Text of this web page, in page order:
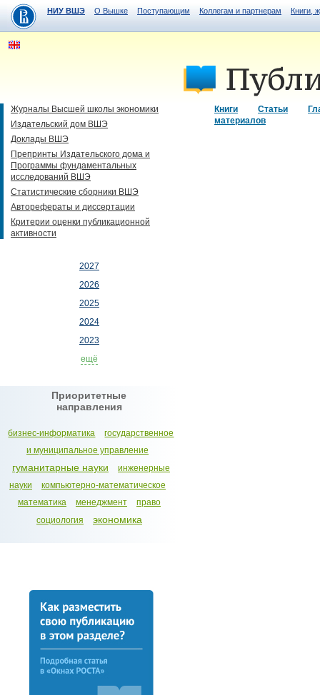
НИУ ВШЭ О Вышке Поступающим Коллегам и партнерам Книги,
Книги Статьи
материалов
Журналы Высшей школы экономики
Издательский дом ВШЭ
Доклады ВШЭ
Препринты Издательского дома и
Программы фундаментальных
исследований ВШЭ
Статистические сборники ВШЭ
Авторефераты и диссертации
Критерии оценки публикационной
активности
2027
2026
2025
2024
2023
ещё
Приоритетные
направления
бизнес-информатика
государственное
и муниципальное управление
гуманитарные науки
инженерные
науки
компьютерно-математическое
математика
менеджмент
право
социология
экономика